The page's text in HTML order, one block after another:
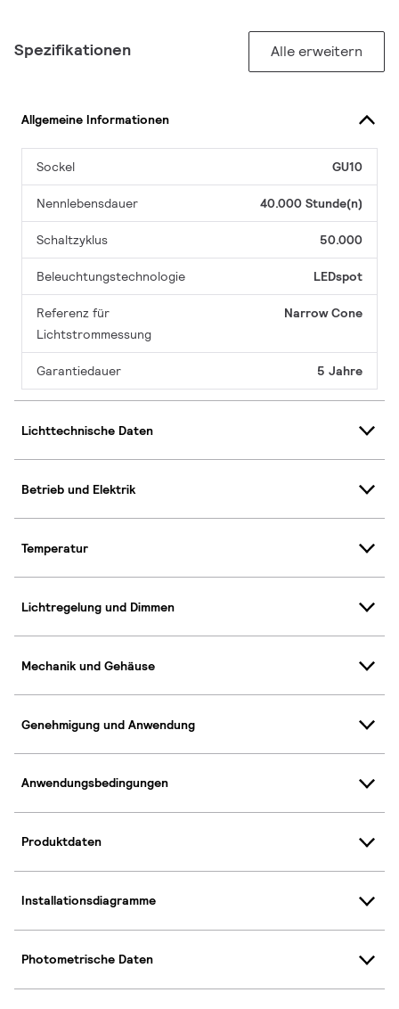
Spezifikationen Alle erweitern
Allgemeine Informationen
Sockel GU10
Nennlebensdauer 40.000 Stunde(n)
Schaltzyklus 50.000
Beleuchtungstechnologie LEDspot
Referenz für
Lichtstrommessung
Narrow Cone
Garantiedauer 5 Jahre
Lichttechnische Daten
Betrieb und Elektrik
Temperatur
Lichtregelung und Dimmen
Mechanik und Gehäuse
Genehmigung und Anwendung
Anwendungsbedingungen
Produktdaten
Installationsdiagramme
Photometrische Daten